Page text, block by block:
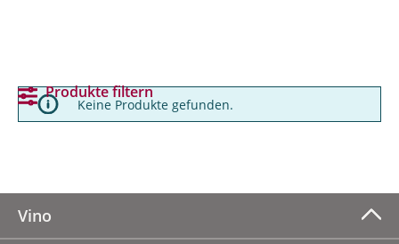
Produkte filtern
Keine Produkte gefunden.
Vino